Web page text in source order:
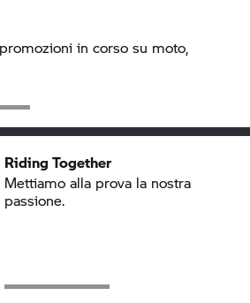
in corso su moto,
Riding Together
Mettiamo alla prova la nostra
passione.